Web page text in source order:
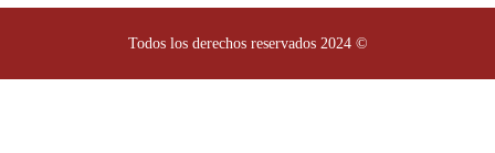
Todos los derechos reservados 2024 ©